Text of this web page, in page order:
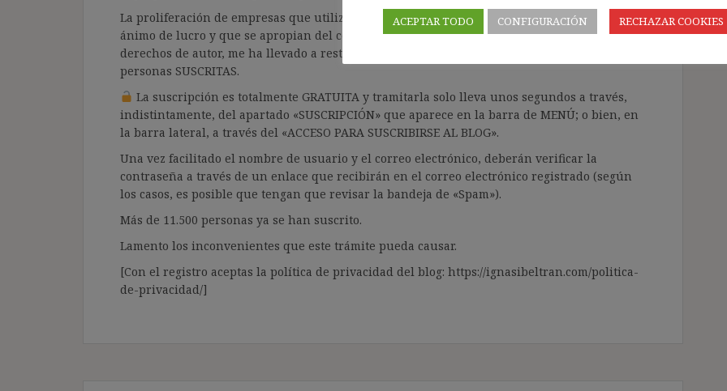
La proliferación de empresas que utilizan la Inteligencia Artificial Generativa (IAG) con
ánimo de lucro y que se apropian del contenido de terceros sin ningún respeto por los
derechos de autor, me ha llevado a restringir el contenido del blog únicamente a las
personas SUSCRITAS.
La suscripción es totalmente GRATUITA y tramitarla solo lleva unos segundos a través,
indistintamente, del apartado «SUSCRIPCIÓN» que aparece en la barra de MENÚ; o bien, en
la barra lateral, a través del «ACCESO PARA SUSCRIBIRSE AL BLOG».
Una vez facilitado el nombre de usuario y el correo electrónico, deberán verificar la
contraseña a través de un enlace que recibirán en el correo electrónico registrado (según
los casos, es posible que tengan que revisar la bandeja de «Spam»).
Más de 11.500 personas ya se han suscrito.
Lamento los inconvenientes que este trámite pueda causar.
[Con el registro aceptas la política de privacidad del blog: https://ignasibeltran.com/politica-
de-privacidad/]
ACEPTAR TODO CONFIGURACIÓN RECHAZAR COOKIES